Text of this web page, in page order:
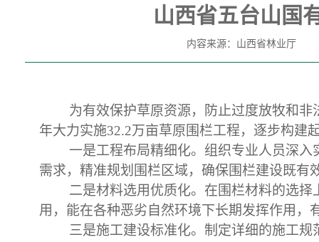
山西省五台山国
内容来源：山西省林业厅
为有效保护草原资源，防止过度放牧和
年大力实施32.2万亩草原围栏工程，逐步构建
一是工程布局精细化。组织专业人员深
需求，精准规划围栏区域，确保围栏建设既
二是材料选用优质化。在围栏材料的选
用，能在各种恶劣自然环境下长期发挥作用，
三是施工建设标准化。制定详细的施工